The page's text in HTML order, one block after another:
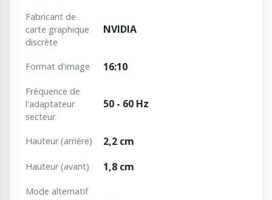
Fabricant de
carte graphique
discrète
NVIDIA
Format d'image 16:10
Fréquence de
l'adaptateur
secteur
50 - 60 Hz
Hauteur (arrière) 2,2 cm
Hauteur (avant) 1,8 cm
Mode alternatif